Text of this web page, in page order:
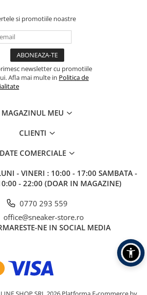
si promotiile noastre
newsletter cu promotiile
Afla mai multe in Politica de
MAGAZINUL MEU
CLIENTI
DATE COMERCIALE
- VINERI : 10:00 - 17:00 SAMBATA -
- 22:00 (DOAR IN MAGAZINE)
0770 293 559
office@sneaker-store.ro
NE IN SOCIAL MEDIA